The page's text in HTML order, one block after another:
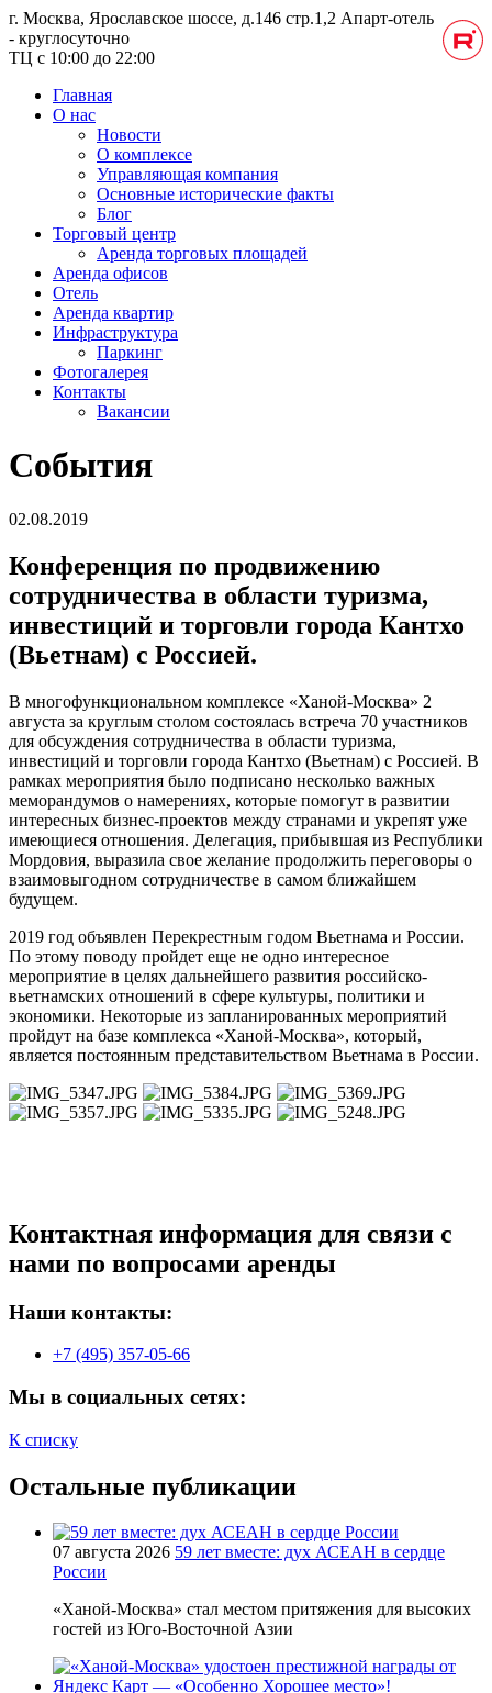
г. Москва, Ярославское шоссе, д.146 стр.1,2 Апарт-отель
- круглосуточно
ТЦ с 10:00 до 22:00
Главная
О нас
Новости
О комплексе
Управляющая компания
Основные исторические факты
Блог
Торговый центр
Аренда торговых площадей
Аренда офисов
Отель
Аренда квартир
Инфраструктура
Паркинг
Фотогалерея
Контакты
Вакансии
События
02.08.2019
Конференция по продвижению
сотрудничества в области туризма,
инвестиций и торговли города Кантхо
(Вьетнам) с Россией.
В многофункциональном комплексе «Ханой-Москва» 2
августа за круглым столом состоялась встреча 70 участников
для обсуждения сотрудничества в области туризма,
инвестиций и торговли города Кантхо (Вьетнам) с Россией. В
рамках мероприятия было подписано несколько важных
меморандумов о намерениях, которые помогут в развитии
интересных бизнес-проектов между странами и укрепят уже
имеющиеся отношения. Делегация, прибывшая из Республики
Мордовия, выразила свое желание продолжить переговоры о
взаимовыгодном сотрудничестве в самом ближайшем
будущем.
2019 год объявлен Перекрестным годом Вьетнама и России.
По этому поводу пройдет еще не одно интересное
мероприятие в целях дальнейшего развития российско-
вьетнамских отношений в сфере культуры, политики и
экономики. Некоторые из запланированных мероприятий
пройдут на базе комплекса «Ханой-Москва», который,
является постоянным представительством Вьетнама в России.
Контактная информация для связи с
нами по вопросами аренды
Наши контакты:
+7 (495) 357-05-66
Мы в социальных сетях:
К списку
Остальные публикации
07 августа 2026 59 лет вместе: дух АСЕАН в сердце
России
«Ханой-Москва» стал местом притяжения для высоких
гостей из Юго-Восточной Азии